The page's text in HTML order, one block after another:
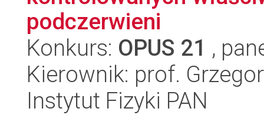
podczerwieni
Konkurs: OPUS 21 ,
Kierownik: prof.
Instytut Fizyki PAN